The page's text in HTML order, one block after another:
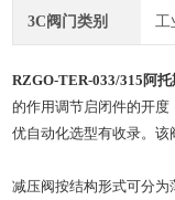
3C阀门类别 工
RZGO-TER-033/315阿
的作用调节启闭件的开
优自动化选型有收录。
减压阀按结构形式可分